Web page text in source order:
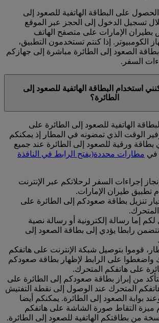
على البطاقة الهاتفية للصعود إلى
تسجيل الدخول إلى الحجز عبر الموقع
بطيران الإمارات على متصفح الهاتف
الكومبيوتر. إذا كنتم تستخدمون التطبيق،
الصعود إلى الطائرة مباشرة إلى جهازكم
السفر.
استخدام البطاقة الهاتفية للصعود إلى
الطائرة؟
الهاتفية للصعود إلى الطائرة على
الوقت الذي تمضونه في المطار إذ يمكنكم
بطاقة ورقية للصعود إلى الطائرة عند جميع
في مطارات محددة(يفتح الرابط في النافذة
إجراءات السفر لرحلاتكم عبر الإنترنت
تطبيق طيران الإمارات.
تنزيل بطاقة صعودكم إلى الطائرة على
إما رسالة إلكترونية أو رسالة نصية
رابطا يؤدي إلى بطاقة الصعود إلى
قوموا بتوصيل شبكة الإنترنت على هاتفكم
واضغطوا على الرابط لإظهار بطاقة صعودكم
على هاتفكم المتحرك.
من إبراز بطاقة صعودكم إلى الطائرة على
المتحرك عند الوصول إلى نقطة التفتيش
بوابة الصعود إلى الطائرة. يمكنكم أيضا
ميزة التقاط صورة الشاشة على هاتفكم
من بطاقتكم الهاتفية للصعود إلى الطائرة.